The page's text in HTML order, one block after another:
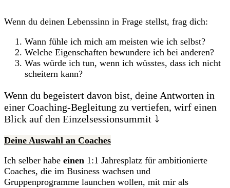
Wenn du deinen Lebenssinn in Frage stellst, frag dich:
Wann fühle ich mich am meisten wie ich selbst?
Welche Eigenschaften bewundere ich bei anderen?
Was würde ich tun, wenn ich wüsstes, dass ich nicht
scheitern kann?
Wenn du begeistert davon bist, deine Antworten in
einer Coaching-Begleitung zu vertiefen, wirf einen
Blick auf den Einzelsessionsummit ⤵️
Deine Auswahl an Coaches
Ich selber habe einen 1:1 Jahresplatz für ambitionierte
Coaches, die im Business wachsen und
Gruppenprogramme launchen wollen, mit mir als